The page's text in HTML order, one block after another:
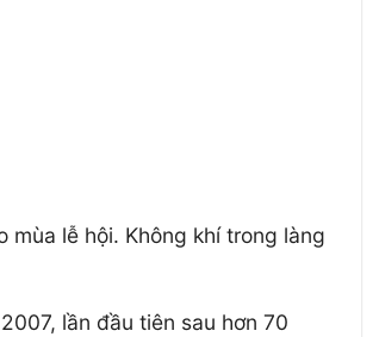
lễ hội. Không khí trong làng
lần đầu tiên sau hơn 70